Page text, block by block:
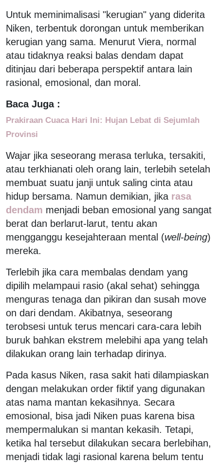
Untuk meminimalisasi "kerugian" yang diderita
Niken, terbentuk dorongan untuk memberikan
kerugian yang sama. Menurut Viera, normal
atau tidaknya reaksi balas dendam dapat
ditinjau dari beberapa perspektif antara lain
rasional, emosional, dan moral.
Baca Juga :
Prakiraan Cuaca Hari Ini: Hujan Lebat di Sejumlah
Provinsi
Wajar jika seseorang merasa terluka, tersakiti,
atau terkhianati oleh orang lain, terlebih setelah
membuat suatu janji untuk saling cinta atau
hidup bersama. Namun demikian, jika rasa
dendam menjadi beban emosional yang sangat
berat dan berlarut-larut, tentu akan
mengganggu kesejahteraan mental (well-being)
mereka.
Terlebih jika cara membalas dendam yang
dipilih melampaui rasio (akal sehat) sehingga
menguras tenaga dan pikiran dan susah move
on dari dendam. Akibatnya, seseorang
terobsesi untuk terus mencari cara-cara lebih
buruk bahkan ekstrem melebihi apa yang telah
dilakukan orang lain terhadap dirinya.
Pada kasus Niken, rasa sakit hati dilampiaskan
dengan melakukan order fiktif yang digunakan
atas nama mantan kekasihnya. Secara
emosional, bisa jadi Niken puas karena bisa
mempermalukan si mantan kekasih. Tetapi,
ketika hal tersebut dilakukan secara berlebihan,
menjadi tidak lagi rasional karena belum tentu